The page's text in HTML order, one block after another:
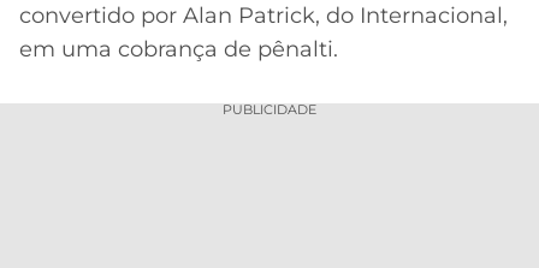
convertido por Alan Patrick, do Internacional,
em uma cobrança de pênalti.
PUBLICIDADE